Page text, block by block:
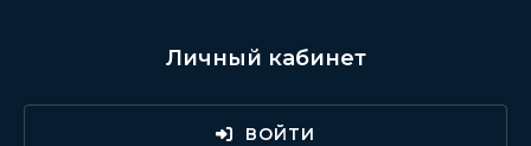
Личный кабинет
ВОЙТИ